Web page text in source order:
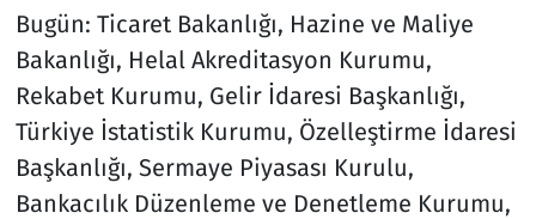
Bugün: Ticaret Bakanlığı, Hazine ve Maliye
Bakanlığı, Helal Akreditasyon Kurumu,
Rekabet Kurumu, Gelir İdaresi Başkanlığı,
Türkiye İstatistik Kurumu, Özelleştirme İdaresi
Başkanlığı, Sermaye Piyasası Kurulu,
Bankacılık Düzenleme ve Denetleme Kurumu,